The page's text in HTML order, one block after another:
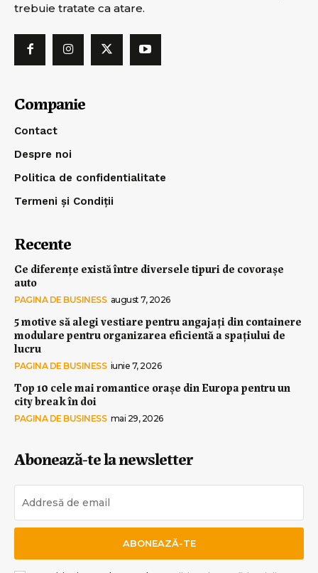
trebuie tratate ca atare.
Companie
Contact
Despre noi
Politica de confidentialitate
Termeni și Condiții
Recente
Ce diferențe există între diversele tipuri de covorașe
auto
PAGINA DE BUSINESS august 7, 2026
5 motive să alegi vestiare pentru angajați din containere
modulare pentru organizarea eficientă a spațiului de
lucru
PAGINA DE BUSINESS iunie 7, 2026
Top 10 cele mai romantice orașe din Europa pentru un
city break în doi
PAGINA DE BUSINESS mai 29, 2026
Abonează-te la newsletter
ABONEAZĂ-TE